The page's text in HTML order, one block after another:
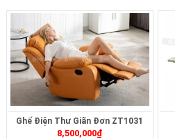
Ghế Điện Thư Giãn Đơn ZT1031
8,500,000₫